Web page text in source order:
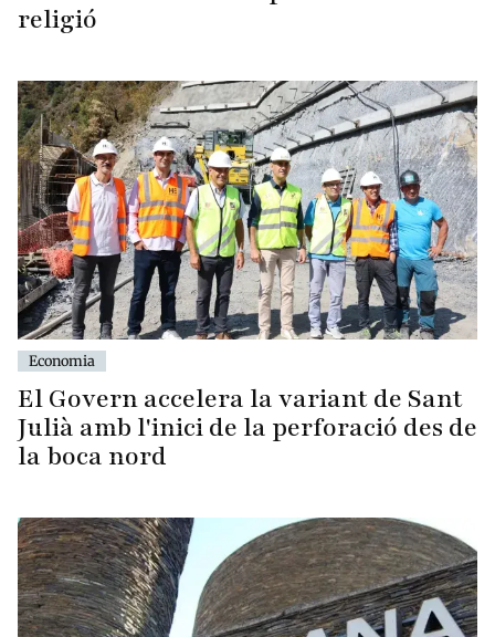
religió
Economia
El Govern accelera la variant de Sant
Julià amb l'inici de la perforació des de
la boca nord